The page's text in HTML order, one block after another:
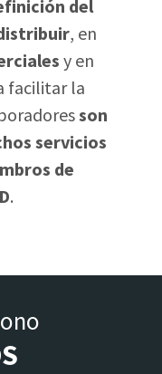
del
, en
y en
facilitar la
son
servicios
de
.